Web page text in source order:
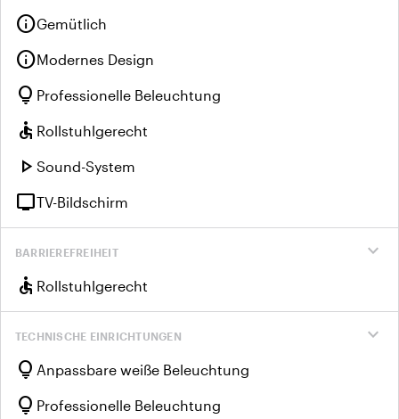
infoGemütlich
infoModernes Design
lightbulb Professionelle Beleuchtung
accessible Rollstuhlgerecht
play_arrow Sound-System
tvTV-Bildschirm
expand_more
BARRIEREFREIHEIT
accessible Rollstuhlgerecht
expand_more
TECHNISCHE EINRICHTUNGEN
lightbulb Anpassbare weiße Beleuchtung
lightbulb Professionelle Beleuchtung